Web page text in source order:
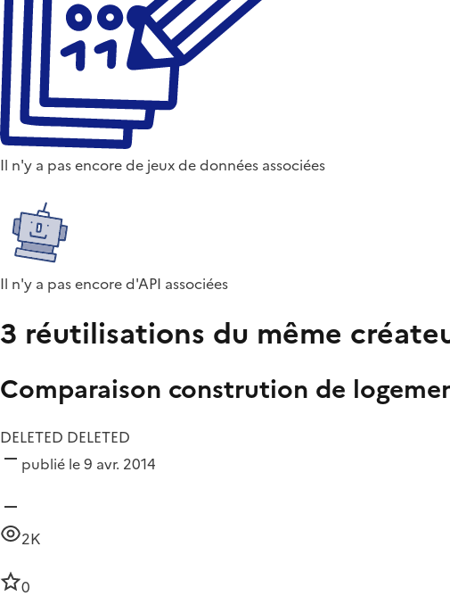
Il n'y a pas encore de jeux de données associées
Il n'y a pas encore d'API associées
3 réutilisations du même
Comparaison constrution de
DELETED DELETED
publié le 9 avr. 2014
2K
0